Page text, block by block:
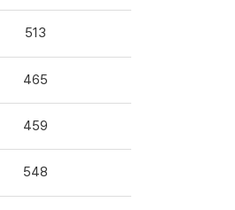
513
465
459
548